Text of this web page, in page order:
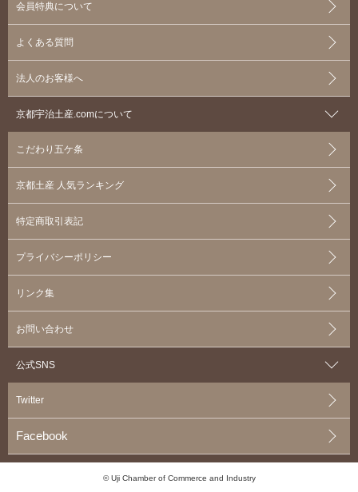
会員特典について
よくある質問
法人のお客様へ
京都宇治土産.comについて
こだわり五ケ条
京都土産 人気ランキング
特定商取引表記
プライバシーポリシー
リンク集
お問い合わせ
公式SNS
Twitter
Facebook
© Uji Chamber of Commerce and Industry